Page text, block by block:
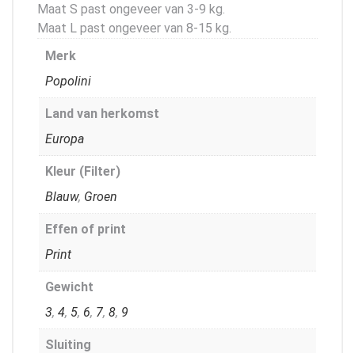
Maat S past ongeveer van 3-9 kg.
Maat L past ongeveer van 8-15 kg.
Merk
Popolini
Land van herkomst
Europa
Kleur (Filter)
Blauw, Groen
Effen of print
Print
Gewicht
3, 4, 5, 6, 7, 8, 9
Sluiting